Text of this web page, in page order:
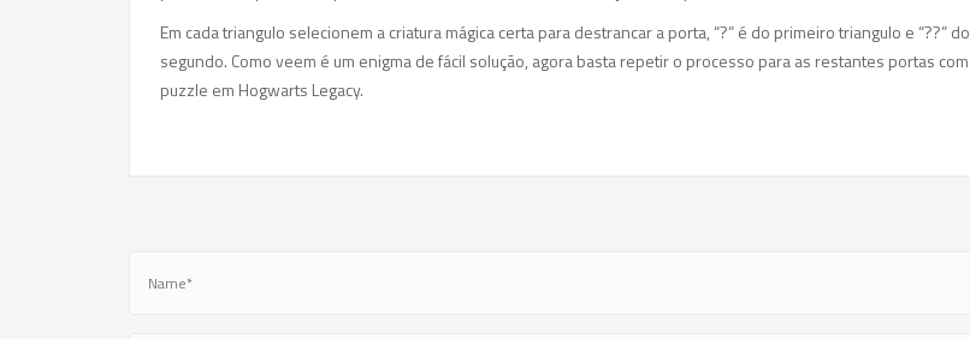
Em cada triangulo selecionem a criatura mágica certa para destrancar a porta, “?” é do primeiro triangulo e “??” do
segundo. Como veem é um enigma de fácil solução, agora basta repetir o processo para as restantes portas com
puzzle em Hogwarts Legacy.